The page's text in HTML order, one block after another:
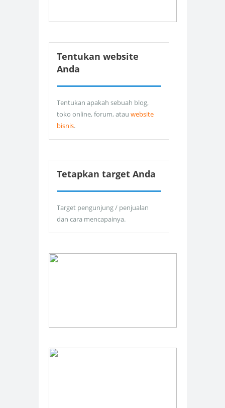
Tentukan website
Anda
Tentukan apakah sebuah blog,
toko online, forum, atau website
bisnis.
Tetapkan target Anda
Target pengunjung / penjualan
dan cara mencapainya.